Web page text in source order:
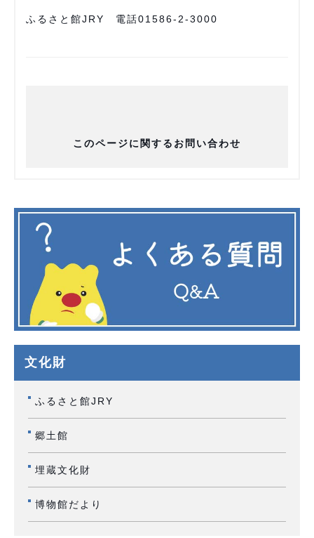
ふるさと館JRY 電話01586-2-3000
このページに関するお問い合わせ
文化財
ふるさと館JRY
郷土館
埋蔵文化財
博物館だより